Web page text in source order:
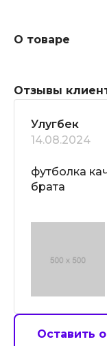
О товаре
Отзывы
Улугбек
14.08.2024
футболка
брата
Оставить